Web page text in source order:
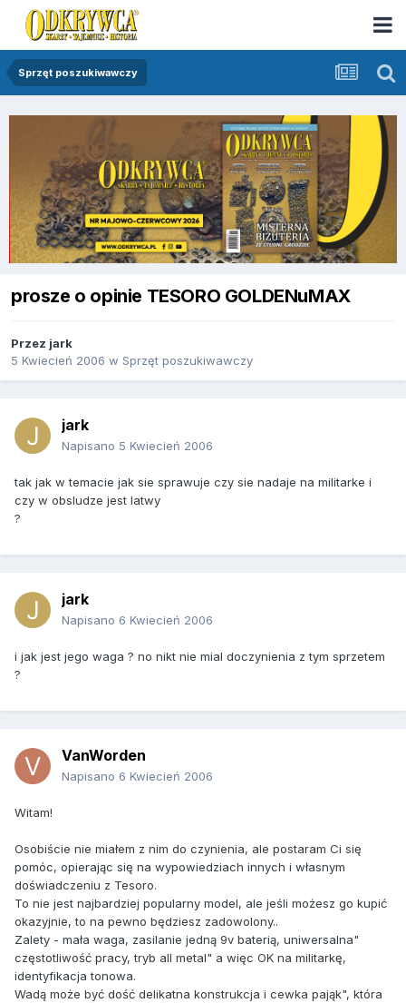
Sprzęt poszukiwawczy
prosze o opinie TESORO GOLDENuMAX
Przez jark
5 Kwiecień 2006 w Sprzęt poszukiwawczy
jark
Napisano 5 Kwiecień 2006
tak jak w temacie jak sie sprawuje czy sie nadaje na militarke i
czy w obsludze jest latwy
?
jark
Napisano 6 Kwiecień 2006
i jak jest jego waga ? no nikt nie mial doczynienia z tym sprzetem
?
VanWorden
Napisano 6 Kwiecień 2006
Witam!
Osobiście nie miałem z nim do czynienia, ale postaram Ci się
pomóc, opierając się na wypowiedziach innych i własnym
doświadczeniu z Tesoro.
To nie jest najbardziej popularny model, ale jeśli możesz go kupić
okazyjnie, to na pewno będziesz zadowolony..
Zalety - mała waga, zasilanie jedną 9v baterią, uniwersalna"
częstotliwość pracy, tryb all metal" a więc OK na militarkę,
identyfikacja tonowa.
Wadą może być dość delikatna konstrukcja i cewka pająk", która